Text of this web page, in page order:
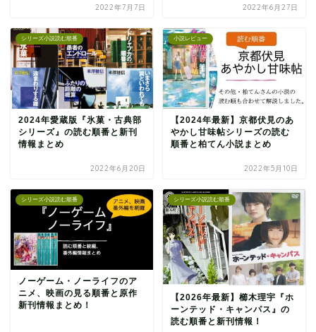
2022年7月7日 2022年6月27日
シリーズ小説読む順番
2024年愛蔵版『氷菓・古典部
シリーズ』の読む順番と新刊
情報まとめ
2022年6月20日
小説レビュー
【2024年最新】京都伏見のあ
やかし甘味帖シリーズの読む
順番と柏てん小説まとめ
2022年5月10日
シリーズ小説読む順番
ノーゲーム・ノーライフのア
ニメ、映画の見る順番と原作
新刊情報まとめ！
シリーズ小説読む順番
【2026年最新】櫛木理宇『ホ
ーンテッド・キャンパス』の
読む順番と新刊情報！